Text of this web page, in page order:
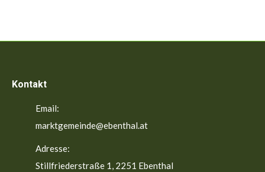
Kontakt
Email:
marktgemeinde@ebenthal.at
Adresse:
Stillfriederstraße 1, 2251 Ebenthal